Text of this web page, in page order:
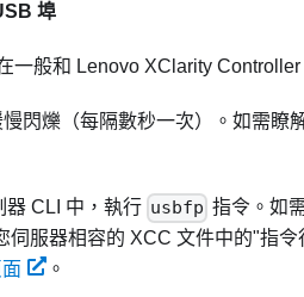
埠
一般和 Lenovo XClarity Controller
閃爍（每隔數秒一次）。如需瞭
器 CLI 中，執行 usbfp 指令。如
伺服器相容的 XCC 文件中的 指令
。